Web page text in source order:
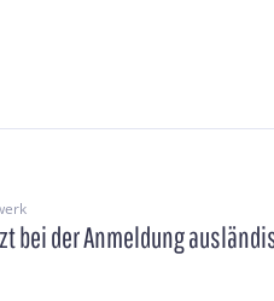
bei der Anmeldung